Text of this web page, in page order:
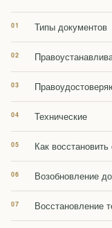
Типы документов
Технические
Как
Возобновление
Восстановление